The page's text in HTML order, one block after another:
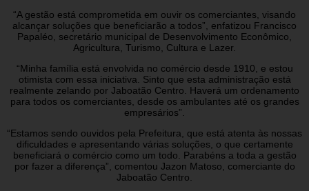
“A gestão está comprometida em ouvir os comerciantes, visando
alcançar soluções que beneficiarão a todos”, enfatizou Francisco
Papaléo, secretário municipal de Desenvolvimento Econômico,
Agricultura, Turismo, Cultura e Lazer.
“Minha família está envolvida no comércio desde 1910, e estou
otimista com essa iniciativa. Sinto que esta administração está
realmente zelando por Jaboatão Centro. Haverá um ordenamento
para todos os comerciantes, desde os ambulantes até os grandes
empresários”.
“Estamos sendo ouvidos pela Prefeitura, que está atenta às nossas
dificuldades e apresentando várias soluções, o que certamente
beneficiará o comércio como um todo. Parabéns a toda a gestão
por fazer a diferença”, comentou Jazon Matoso, comerciante do
Jaboatão Centro.